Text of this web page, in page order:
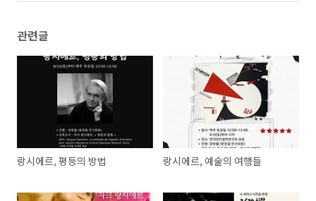
관련글
랑시에르, 평등의 방법 랑시에르, 예술의 여행들